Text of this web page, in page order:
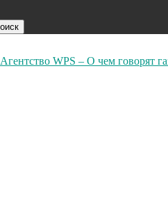
Агентство WPS – О чем говорят